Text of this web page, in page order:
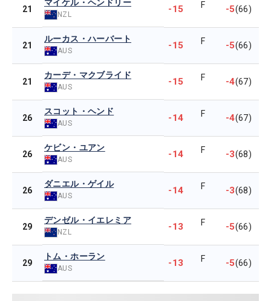
21
マイケル・ヘンドリー
NZL -15 F -5(66)
21
ルーカス・ハーバート
AUS -15 F -5(66)
21
カーデ・マクブライド
AUS -15 F -4(67)
26
スコット・ヘンド
AUS -14 F -4(67)
26
ケビン・ユアン
AUS -14 F -3(68)
26
ダニエル・ゲイル
AUS -14 F -3(68)
29
デンゼル・イエレミア
NZL -13 F -5(66)
29
トム・ホーラン
AUS -13 F -5(66)